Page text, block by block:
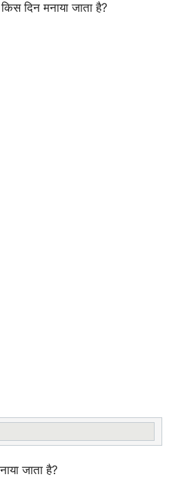
दिन मनाया जाता है?
जाता है?